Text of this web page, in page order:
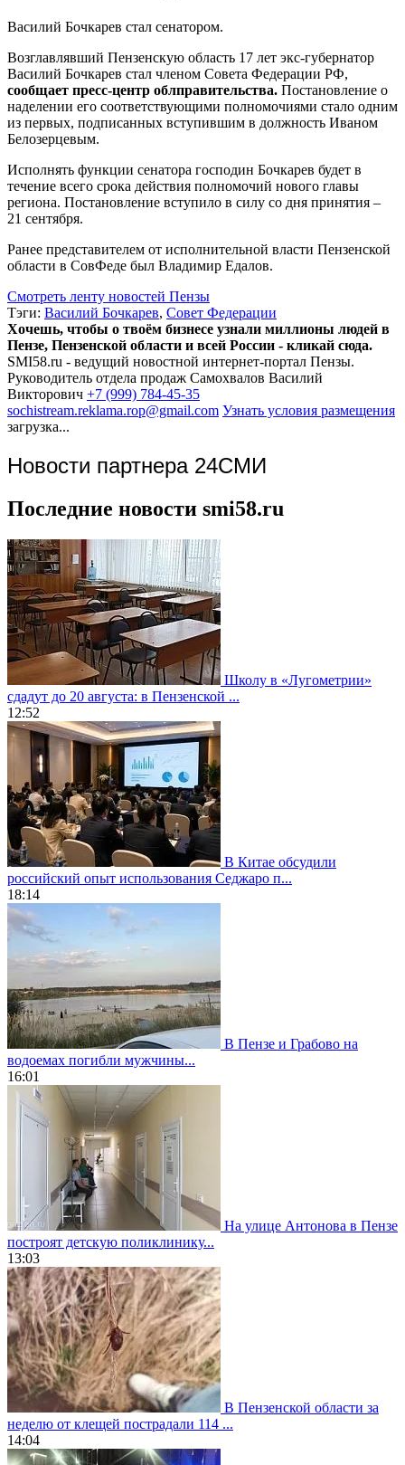
Василий Бочкарев стал сенатором.
Возглавлявший Пензенскую область 17 лет экс-губернатор
Василий Бочкарев стал членом Совета Федерации РФ,
сообщает пресс-центр облправительства. Постановление о
наделении его соответствующими полномочиями стало одним
из первых, подписанных вступившим в должность Иваном
Белозерцевым.
Исполнять функции сенатора господин Бочкарев будет в
течение всего срока действия полномочий нового главы
региона. Постановление вступило в силу со дня принятия –
21 сентября.
Ранее представителем от исполнительной власти Пензенской
области в СовФеде был Владимир Едалов.
Смотреть ленту новостей Пензы
Тэги: Василий Бочкарев, Совет Федерации
Хочешь, чтобы о твоём бизнесе узнали миллионы людей в
Пензе, Пензенской области и всей России - кликай сюда.
SMI58.ru - ведущий новостной интернет-портал Пензы.
Руководитель отдела продаж Самохвалов Василий
Викторович +7 (999) 784-45-35
sochistream.reklama.rop@gmail.com Узнать условия размещения
загрузка...
Новости партнера 24СМИ
Последние новости smi58.ru
Школу в «Лугометрии»
сдадут до 20 августа: в Пензенской ...
12:52
В Китае обсудили
российский опыт использования Седжаро п...
18:14
В Пензе и Грабово на
водоемах погибли мужчины...
16:01
На улице Антонова в Пензе
построят детскую поликлинику...
13:03
В Пензенской области за
неделю от клещей пострадали 114 ...
14:04